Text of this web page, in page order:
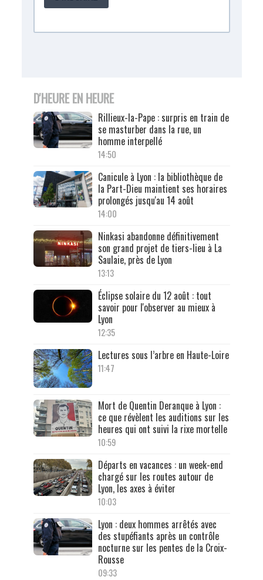
D'HEURE EN HEURE
Rillieux-la-Pape : surpris en train de
se masturber dans la rue, un
homme interpellé
14:50
Canicule à Lyon : la bibliothèque de
la Part-Dieu maintient ses horaires
prolongés jusqu'au 14 août
14:00
Ninkasi abandonne définitivement
son grand projet de tiers-lieu à La
Saulaie, près de Lyon
13:13
Éclipse solaire du 12 août : tout
savoir pour l'observer au mieux à
Lyon
12:35
Lectures sous l’arbre en Haute-Loire
11:47
Mort de Quentin Deranque à Lyon :
ce que révèlent les auditions sur les
heures qui ont suivi la rixe mortelle
10:59
Départs en vacances : un week-end
chargé sur les routes autour de
Lyon, les axes à éviter
10:03
Lyon : deux hommes arrêtés avec
des stupéfiants après un contrôle
nocturne sur les pentes de la Croix-
Rousse
09:33